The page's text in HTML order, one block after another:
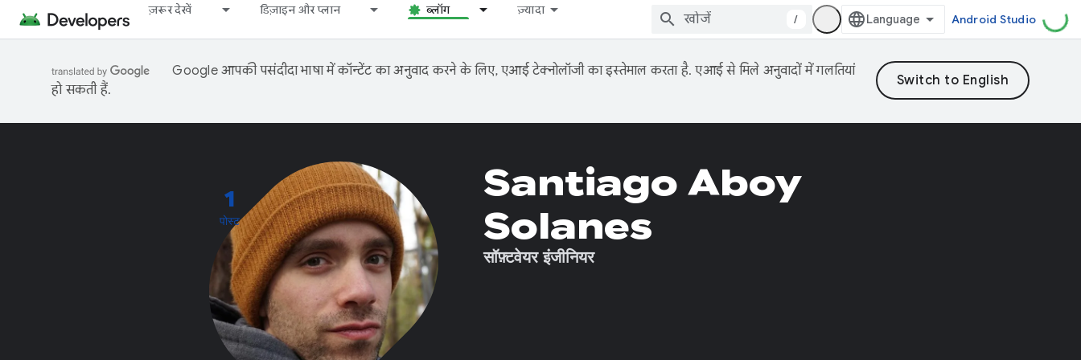
ज़रूर देखें डिज़ाइन और प्लान ब्लॉग ज़्यादा
/ Android Studio
Google आपकी पसंदीदा भाषा में कॉन्टेंट का अनुवाद करने के लिए, एआई टेक्नोलॉजी का इस्तेमाल करता है. एआई से मिले अनुवादों में गलतियां
हो सकती हैं.
1
पोस्ट
Santiago Aboy
Solanes
सॉफ़्टवेयर इंजीनियर